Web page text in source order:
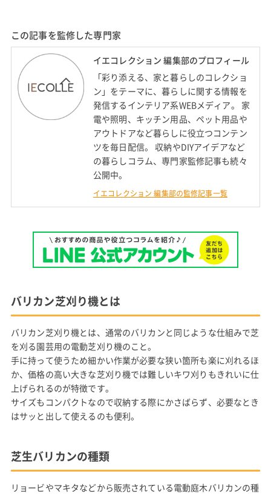
この記事を監修した専門家
イエコレクション 編集部のプロフィール
「彩り添える、家と暮らしのコレクショ
ン」をテーマに、暮らしに関する情報を
発信するインテリア系WEBメディア。 家
電や照明、キッチン用品、ペット用品や
アウトドアなど暮らしに役立つコンテン
ツを毎日配信。 収納やDIYアイデアなど
の暮らしコラム、専門家監修記事も続々
公開中。
イエコレクション 編集部の監修記事一覧
バリカン芝刈り機とは
バリカン芝刈り機とは、通常のバリカンと同じような仕組みで芝
を刈る園芸用の電動芝刈り機のこと。
手に持って使うため細かい作業が必要な狭い箇所も楽に刈れるほ
か、価格の高い大きな芝刈り機では難しいキワ刈りもきれいに仕
上げられるのが特徴です。
サイズもコンパクトなので収納する際にかさばらず、必要なとき
はサッと出して使えるのも便利。
芝生バリカンの種類
リョービやマキタなどから販売されている電動庭木バリカンの種